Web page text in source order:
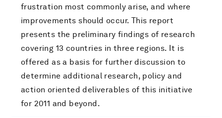
frustration most commonly arise, and where
improvements should occur. This report
presents the preliminary findings of research
covering 13 countries in three regions. It is
offered as a basis for further discussion to
determine additional research, policy and
action oriented deliverables of this initiative
for 2011 and beyond.